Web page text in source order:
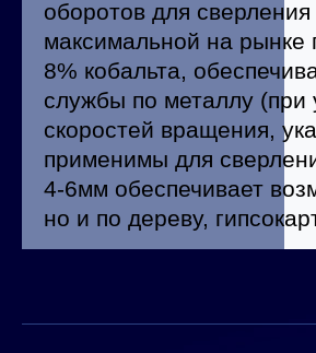
оборотов для
максимальной на рынке
8% кобальта,
службы по металлу
скоростей вращения,
применимы для
4-6мм обеспечивает
но и по дереву,